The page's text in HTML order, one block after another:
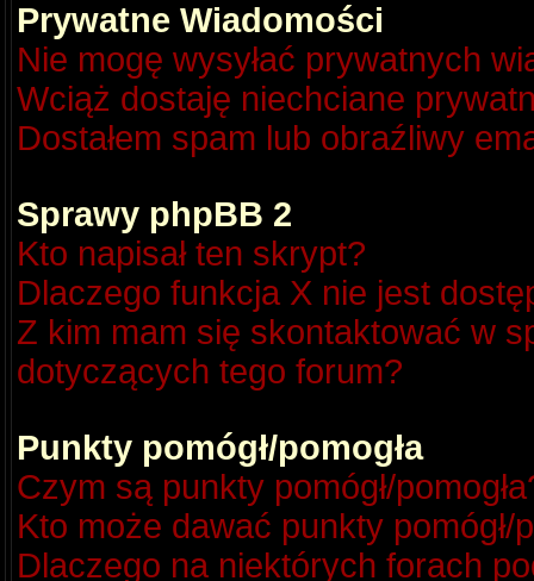
Prywatne Wiadomości
Nie mogę wysyłać prywatnych
Wciąż dostaję niechciane
Dostałem spam lub obraźliwy
Sprawy phpBB 2
Kto napisał ten skrypt?
Dlaczego funkcja X nie jest
Z kim mam się skontaktować w
dotyczących tego forum?
Punkty pomógł/pomogła
Czym są punkty pomógł/
Kto może dawać punkty pomógł/
Dlaczego na niektórych forach